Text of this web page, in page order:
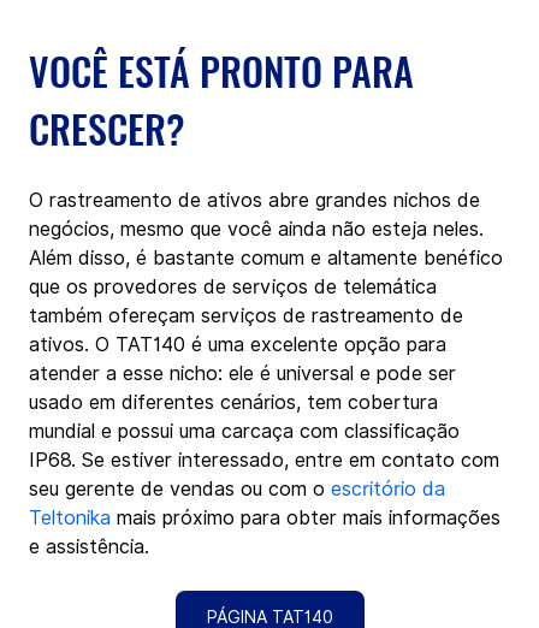
VOCÊ ESTÁ PRONTO PARA
CRESCER?
O rastreamento de ativos abre grandes nichos de
negócios, mesmo que você ainda não esteja neles.
Além disso, é bastante comum e altamente benéfico
que os provedores de serviços de telemática
também ofereçam serviços de rastreamento de
ativos. O TAT140 é uma excelente opção para
atender a esse nicho: ele é universal e pode ser
usado em diferentes cenários, tem cobertura
mundial e possui uma carcaça com classificação
IP68. Se estiver interessado, entre em contato com
seu gerente de vendas ou com o escritório da
Teltonika mais próximo para obter mais informações
e assistência.
PÁGINA TAT140